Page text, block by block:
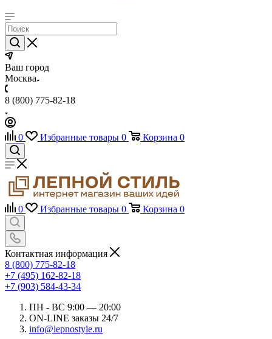
Ваш город
Москва
8 (800) 775-82-18
0 Избранные товары 0 Корзина 0
0 Избранные товары 0 Корзина 0
Контактная информация
8 (800) 775-82-18
+7 (495) 162-82-18
+7 (903) 584-43-34
ПН - ВС 9:00 — 20:00
ON-LINE заказы 24/7
info@lepnostyle.ru